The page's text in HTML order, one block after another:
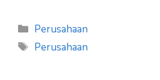
Kategori
Perusahaan
Tag
Perusahaan